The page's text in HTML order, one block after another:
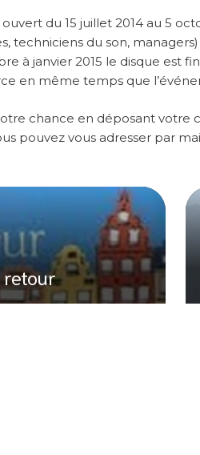
du 15 juillet 2014 au 5
techniciens du son,
à janvier 2015 le disque est
en même temps que
chance en déposant votre
pouvez vous adresser par
retour